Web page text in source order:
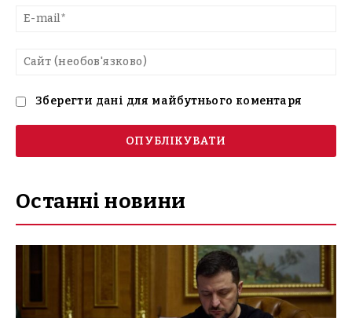
Зберегти дані для майбутнього коментаря
Останні новини